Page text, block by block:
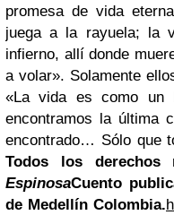
promesa de vida
juega a la rayuela; la
infierno, allí donde
a volar». Solamente
«La vida es como un
encontramos la última
encontrado… Sólo que
Todos los derechos
EspinosaCuento
de Medellín Colombia.